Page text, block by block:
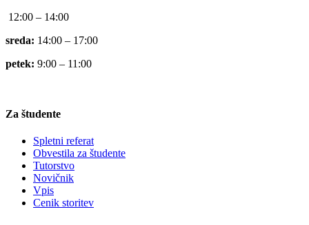
12:00 – 14:00
sreda: 14:00 – 17:00
petek: 9:00 – 11:00
Za študente
Spletni referat
Obvestila za študente
Tutorstvo
Novičnik
Vpis
Cenik storitev